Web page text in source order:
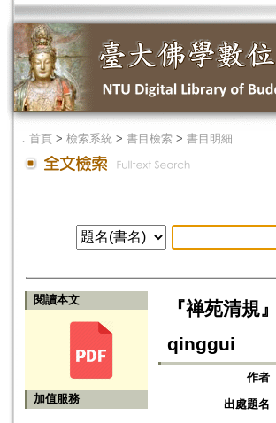
． 首頁 > 檢索系統 > 書目檢索 > 書目明細
閱讀本文
加值服務
『禅苑清
qinggui
作者
出處題名